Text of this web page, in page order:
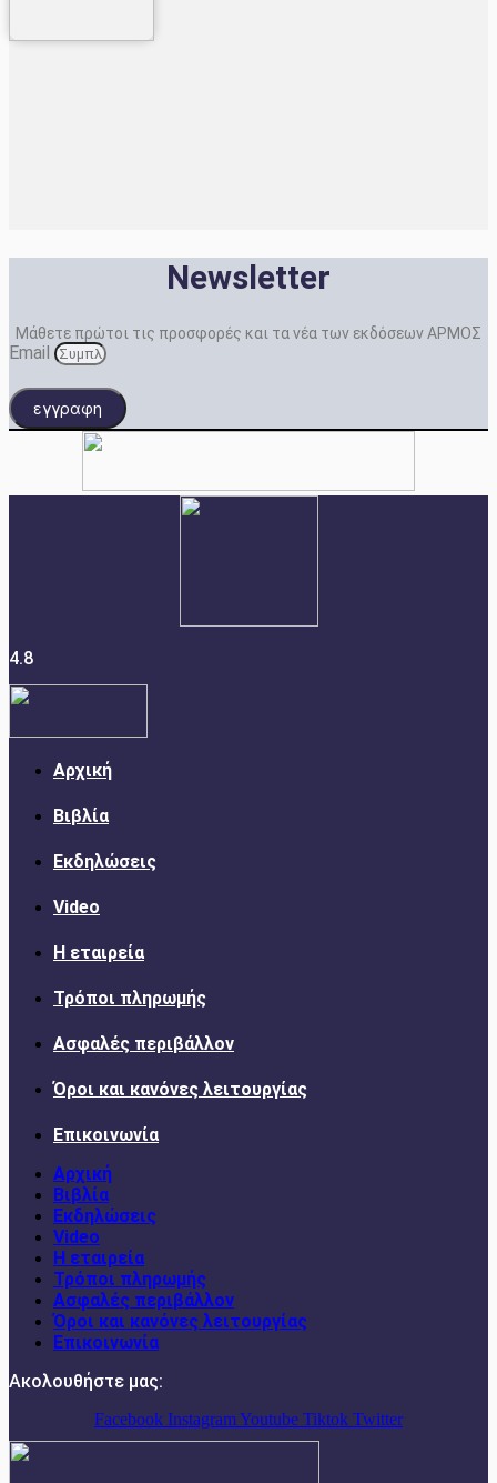
Newsletter
Μάθετε πρώτοι τις προσφορές και τα νέα των εκδόσεων ΑΡΜΟΣ
Email
εγγραφη
4.8
Αρχική
Βιβλία
Εκδηλώσεις
Video
Η εταιρεία
Τρόποι πληρωμής
Ασφαλές περιβάλλον
Όροι και κανόνες λειτουργίας
Επικοινωνία
Αρχική
Βιβλία
Εκδηλώσεις
Video
Η εταιρεία
Τρόποι πληρωμής
Ασφαλές περιβάλλον
Όροι και κανόνες λειτουργίας
Επικοινωνία
Ακολουθήστε μας:
Facebook InstagramYoutube Tiktok Twitter